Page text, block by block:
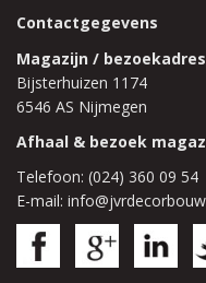
Contactgegevens
Magazijn / bezoekadres
Bijsterhuizen 1174
6546 AS Nijmegen
Afhaal & bezoek
Telefoon: (024) 360 09 54
E-mail: